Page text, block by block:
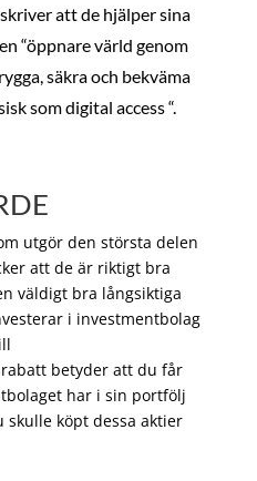
att de hjälper sina
“öppnare värld genom
säkra och bekväma
som digital access “.
utgör den största delen
att de är riktigt bra
väldigt bra långsiktiga
i investmentbolag
betyder att du får
har i sin portfölj
köpt dessa aktier